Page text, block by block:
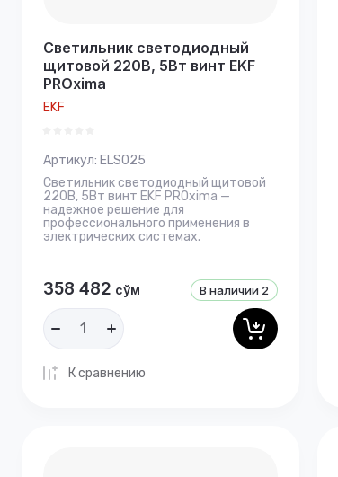
Светильник светодиодный
щитовой 220В, 5Вт винт EKF
PROxima
EKF
Артикул: ELS025
Светильник светодиодный щитовой
220В, 5Вт винт EKF PROxima —
надежное решение для
профессионального применения в
электрических системах.
В наличии 2
358 482 сўм
К сравнению